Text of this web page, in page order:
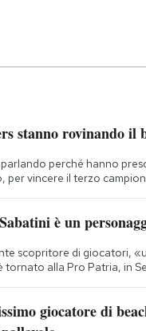
stanno rovinando il
parlando perché hanno
per vincere il terzo
è un
scopritore di giocatori,
tornato alla Pro Patria, in
giocatore di